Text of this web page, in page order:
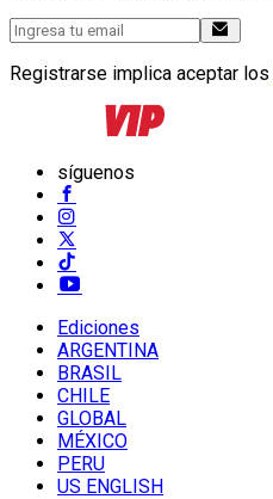
Registrarse implica aceptar los
síguenos
Ediciones
ARGENTINA
BRASIL
CHILE
GLOBAL
MÉXICO
PERU
US ENGLISH